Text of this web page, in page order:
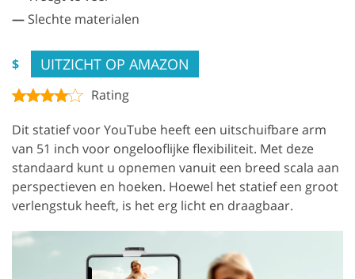
— Slechte materialen
$ UITZICHT OP AMAZON
Rating
Dit statief voor YouTube heeft een uitschuifbare arm
van 51 inch voor ongelooflijke flexibiliteit. Met deze
standaard kunt u opnemen vanuit een breed scala aan
perspectieven en hoeken. Hoewel het statief een groot
verlengstuk heeft, is het erg licht en draagbaar.